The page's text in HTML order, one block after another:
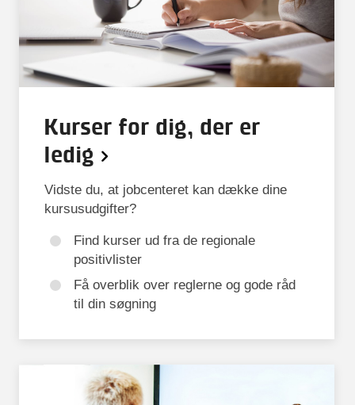
Kurser for dig, der er
ledig
Vidste du, at jobcenteret kan dække dine
kursusudgifter?
Find kurser ud fra de regionale
positivlister
Få overblik over reglerne og gode råd
til din søgning